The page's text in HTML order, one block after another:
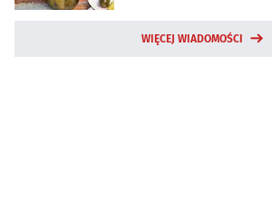
WIĘCEJ WIADOMOŚCI